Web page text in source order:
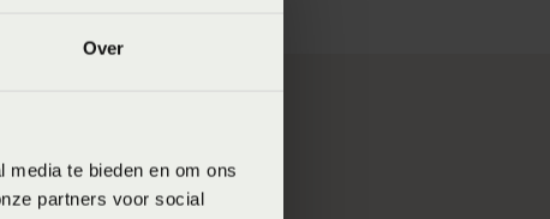
Over
te bieden en om ons
partners voor social
en astma.
van invloed zijn op